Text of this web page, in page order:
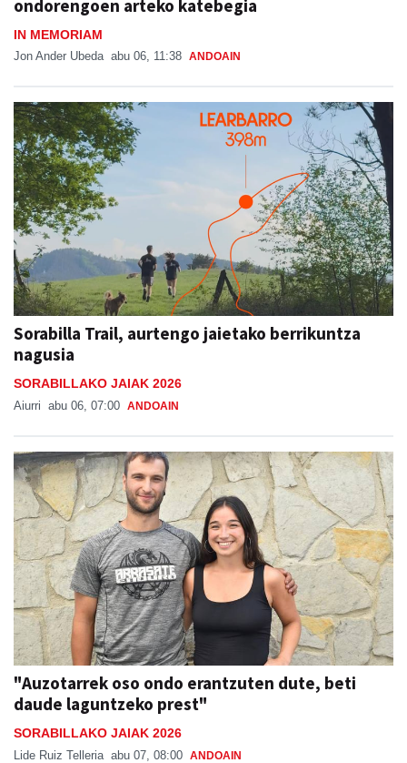
ondorengoen arteko katebegia
IN MEMORIAM
Jon Ander Ubeda abu 06, 11:38 ANDOAIN
Sorabilla Trail, aurtengo jaietako berrikuntza
nagusia
SORABILLAKO JAIAK 2026
Aiurri abu 06, 07:00 ANDOAIN
"Auzotarrek oso ondo erantzuten dute, beti
daude laguntzeko prest"
SORABILLAKO JAIAK 2026
Lide Ruiz Telleria abu 07, 08:00 ANDOAIN